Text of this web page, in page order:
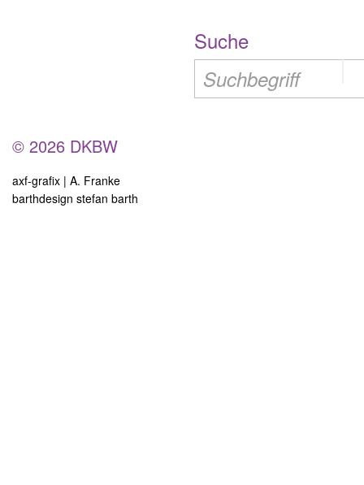
Suche
© 2026 DKBW
axf-grafix | A. Franke
barthdesign stefan barth